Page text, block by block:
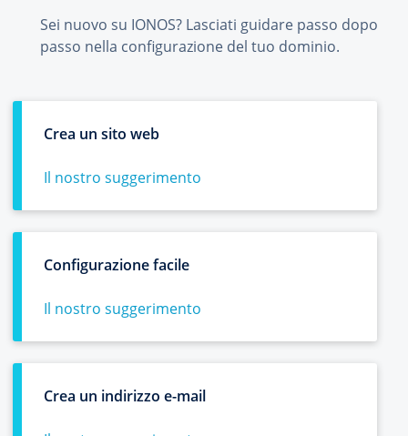
Sei nuovo su IONOS? Lasciati guidare passo dopo
passo nella configurazione del tuo dominio.
Crea un sito web
Il nostro suggerimento
Configurazione facile
Il nostro suggerimento
Crea un indirizzo e-mail